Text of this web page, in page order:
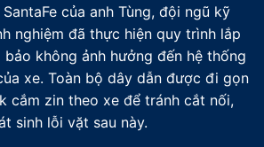
của anh Tùng, đội ngũ kỹ
nghiệm đã thực hiện quy trình lắp
không ảnh hưởng đến hệ thống
xe. Toàn bộ dây dẫn được đi gọn
cắm zin theo xe để tránh cắt nối,
sinh lỗi vặt sau này.